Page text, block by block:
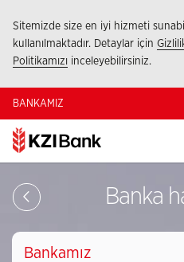
Sitemizde size en iyi hizmeti
kullanılmaktadır. Detaylar için
Politikamızı inceleyebilirsiniz.
BANKAMIZ
Banka
Bankamız